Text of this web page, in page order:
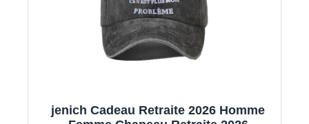
jenich Cadeau Retraite 2026 Homme